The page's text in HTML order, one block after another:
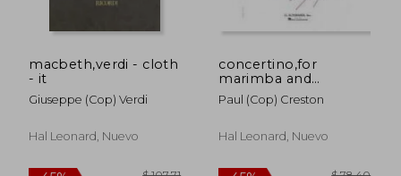
macbeth,verdi - cloth
- it
Giuseppe (cop) Verdi
Hal Leonard, Nuevo
concertino,for
marimba and
orchestra
Paul (cop) Creston
Hal Leonard, Nuevo